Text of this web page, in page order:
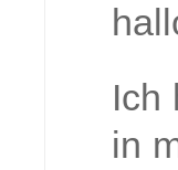
Ich
in